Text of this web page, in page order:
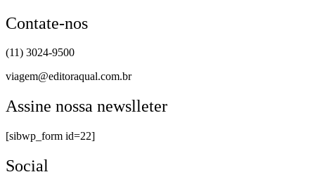
Contate-nos
(11) 3024-9500
viagem@editoraqual.com.br
Assine nossa newslleter
[sibwp_form id=22]
Social